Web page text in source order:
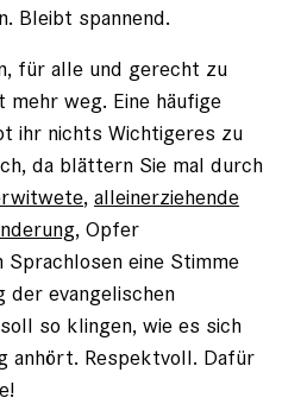
Bleibt spannend.
für alle und gerecht zu
weg. Eine häufige
ihr nichts Wichtigeres zu
da blättern Sie mal durch
, alleinerziehende
, Opfer
eine Stimme
evangelischen
so klingen, wie es sich
anhört. Respektvoll. Dafür